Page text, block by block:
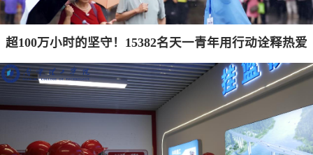
超100万小时的坚守！15382名天一青年用行动诠释热爱